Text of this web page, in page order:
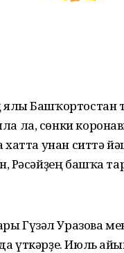
Башҡортостан
ла, сөнки
хатта унан ситтә
Рәсәйҙең башҡа
Гүзәл Уразова
үткәрҙе. Июль